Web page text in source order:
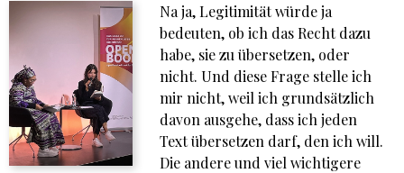
Na ja, Legitimität würde ja
bedeuten, ob ich das Recht dazu
habe, sie zu übersetzen, oder
nicht. Und diese Frage stelle ich
mir nicht, weil ich grundsätzlich
davon ausgehe, dass ich jeden
Text übersetzen darf, den ich will.
Die andere und viel wichtigere